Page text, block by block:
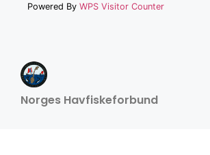
Powered By WPS Visitor Counter
Norges Havfiskeforbund